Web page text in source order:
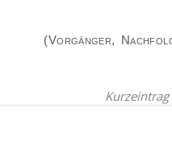
(Vorgänger,
Kurzeintrag